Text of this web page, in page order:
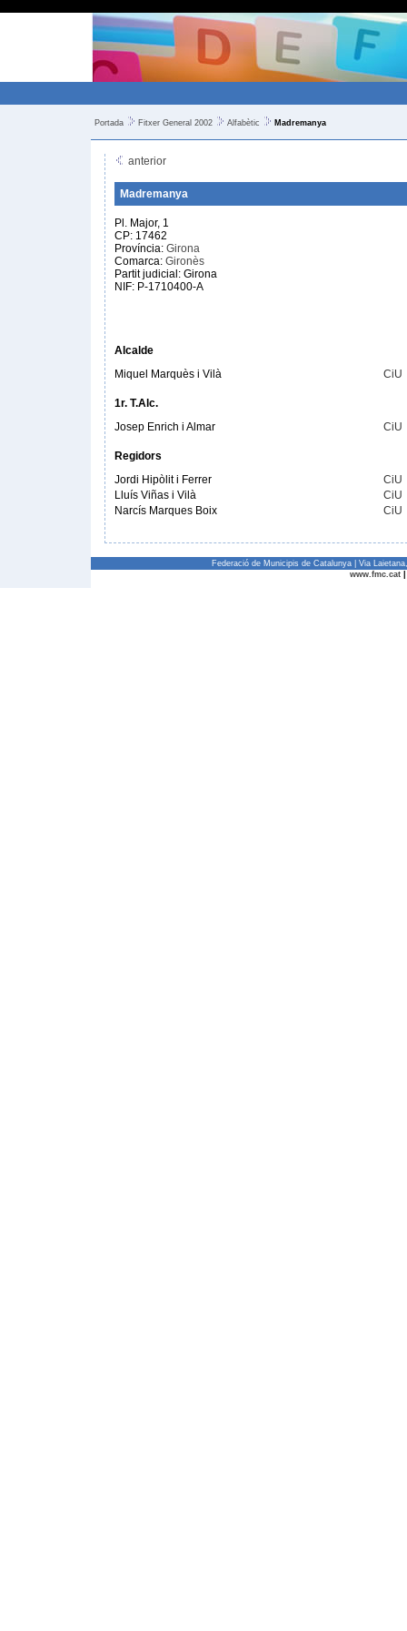
Portada Fitxer General 2002 Alfabètic Madremanya
anterior
Madremanya
Pl. Major, 1
CP: 17462
Província: Girona
Comarca: Gironès
Partit judicial: Girona
NIF: P-1710400-A
Alcalde
Miquel Marquès i Vilà
CiU
1r. T.Alc.
Josep Enrich i Almar
CiU
Regidors
Jordi Hipòlit i Ferrer
CiU
Lluís Viñas i Vilà
CiU
Narcís Marques Boix
CiU
Federació de Municipis de Catalunya | Via
www.fmc.cat